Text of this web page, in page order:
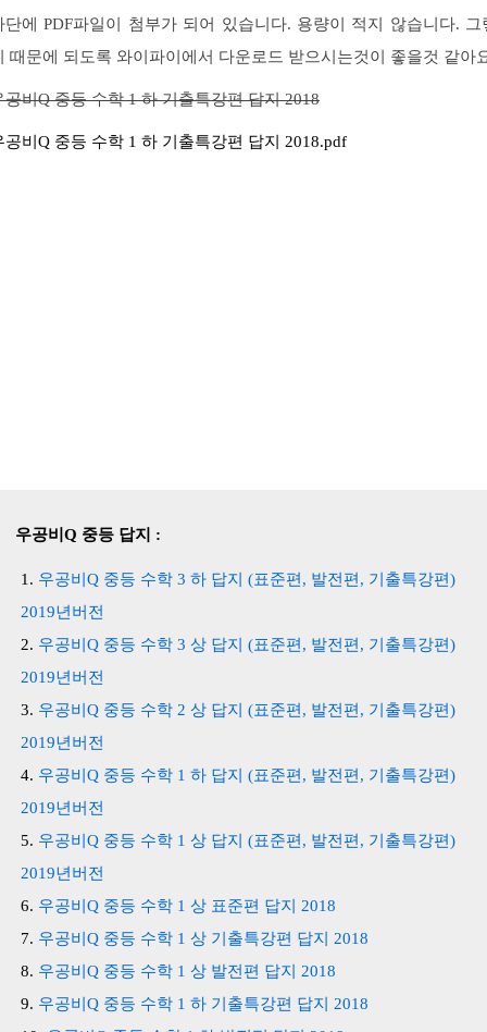
단에 PDF파일이 첨부가 되어 있습니다. 용량이 적지 않습니다. 그
때문에 되도록 와이파이에서 다운로드 받으시는것이 좋을것 같아
공비Q 중등 수학 1 하 기출특강편 답지 2018
공비Q 중등 수학 1 하 기출특강편 답지 2018.pdf
우공비Q 중등 답지 :
우공비Q 중등 수학 3 하 답지 (표준편, 발전편, 기출특강편)
2019년버전
우공비Q 중등 수학 3 상 답지 (표준편, 발전편, 기출특강편)
2019년버전
우공비Q 중등 수학 2 상 답지 (표준편, 발전편, 기출특강편)
2019년버전
우공비Q 중등 수학 1 하 답지 (표준편, 발전편, 기출특강편)
2019년버전
우공비Q 중등 수학 1 상 답지 (표준편, 발전편, 기출특강편)
2019년버전
우공비Q 중등 수학 1 상 표준편 답지 2018
우공비Q 중등 수학 1 상 기출특강편 답지 2018
우공비Q 중등 수학 1 상 발전편 답지 2018
우공비Q 중등 수학 1 하 기출특강편 답지 2018